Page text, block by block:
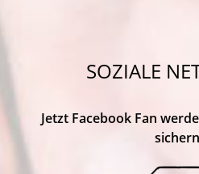
SOZIALE
Jetzt Facebook Fan